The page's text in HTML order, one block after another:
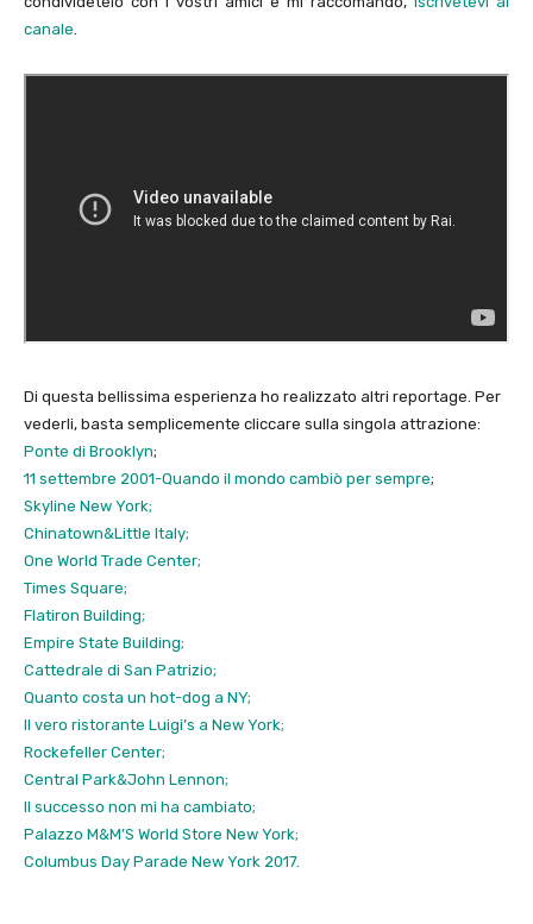
canale.
Di questa bellissima esperienza ho realizzato altri reportage. Per
vederli, basta semplicemente cliccare sulla singola attrazione:
Ponte di Brooklyn;
11 settembre 2001-Quando il mondo cambiò per sempre;
Skyline New York;
Chinatown&Little Italy;
One World Trade Center;
Times Square;
Flatiron Building;
Empire State Building;
Cattedrale di San Patrizio;
Quanto costa un hot-dog a NY;
Il vero ristorante Luigi’s a New York;
Rockefeller Center;
Central Park&John Lennon;
Il successo non mi ha cambiato;
Palazzo M&M’S World Store New York;
Columbus Day Parade New York 2017.